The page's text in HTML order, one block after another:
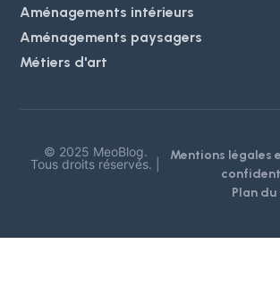
Aménagements intérieurs
Aménagements paysagers
Métiers d'art
© 2025 MeoBlog.
Tous droits réservés. |
Mentions légales
Plan du